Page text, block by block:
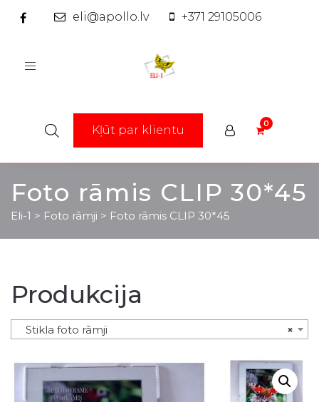
eli@apollo.lv +371 29105006
Toggle
Kļūt par klientu
Foto rāmis CLIP 30*45
Eli-1 > Foto rāmji > Foto rāmis CLIP 30*45
Produkcija
×
Stikla foto rāmji